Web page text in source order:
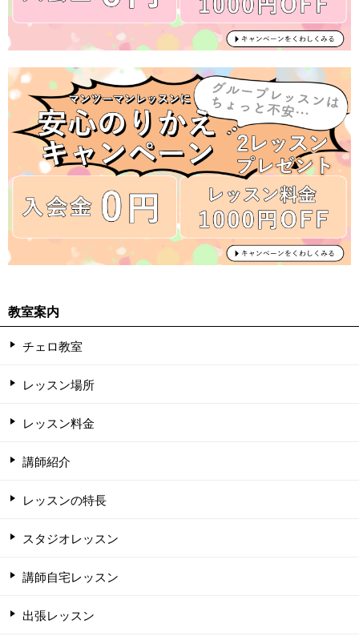
教室案内
チェロ教室
レッスン場所
レッスン料金
講師紹介
レッスンの特長
スタジオレッスン
講師自宅レッスン
出張レッスン